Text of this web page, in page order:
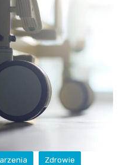
Zdrowie